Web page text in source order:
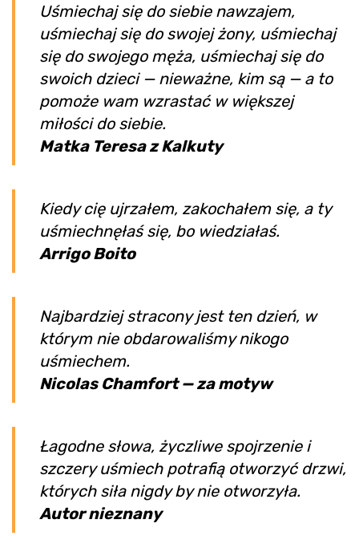
Uśmiechaj się do siebie nawzajem,
uśmiechaj się do swojej żony, uśmiechaj
się do swojego męża, uśmiechaj się do
swoich dzieci — nieważne, kim są — a to
pomoże wam wzrastać w większej
miłości do siebie.
Matka Teresa z Kalkuty
Kiedy cię ujrzałem, zakochałem się, a ty
uśmiechnęłaś się, bo wiedziałaś.
Arrigo Boito
Najbardziej stracony jest ten dzień, w
którym nie obdarowaliśmy nikogo
uśmiechem.
Nicolas Chamfort — za motyw
Łagodne słowa, życzliwe spojrzenie i
szczery uśmiech potrafią otworzyć drzwi,
których siła nigdy by nie otworzyła.
Autor nieznany